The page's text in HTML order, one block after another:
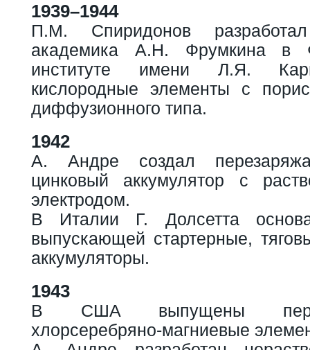
1939–1944
П.М. Спиридонов
академика А.Н. Фрумкина в
институте имени Л.Я.
кислородные элементы с
диффузионного типа.
1942
А. Андре создал
цинковый аккумулятор с
электродом.
В Италии Г. Долсетта
выпускающей стартерные,
аккумуляторы.
1943
В США выпущены
хлорсеребряно-магниевые